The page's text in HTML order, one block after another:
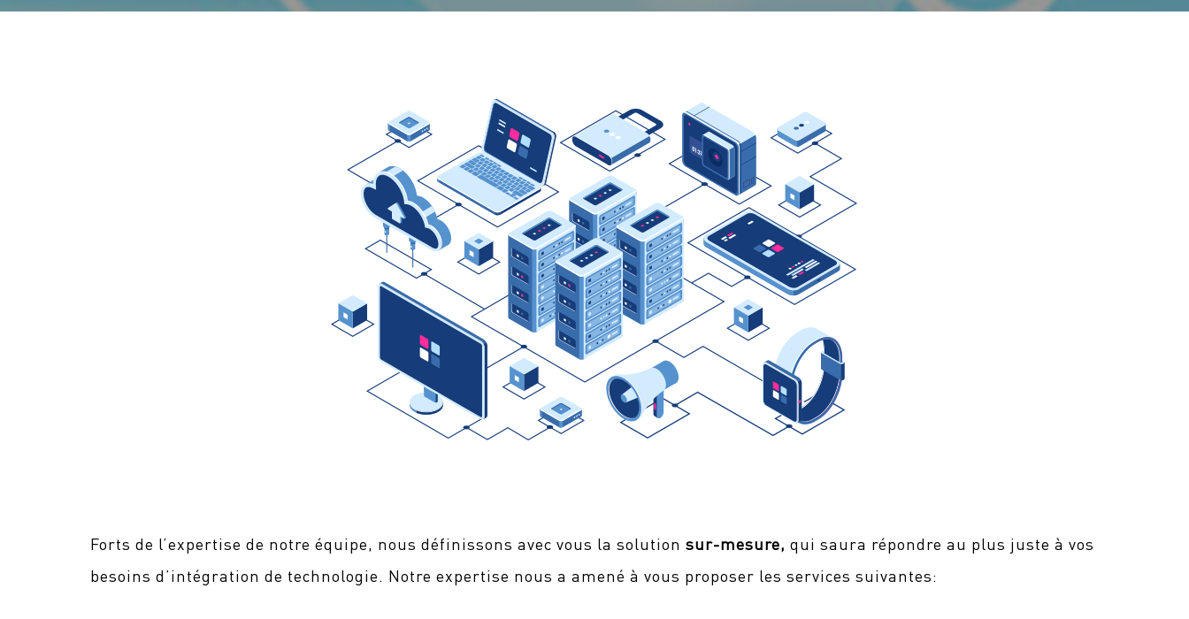
Forts de l’expertise de notre équipe, nous définissons avec vous la solution sur-mesure, qui saura répondre au plus juste à vos
besoins d’intégration de technologie. Notre expertise nous a amené à vous proposer les services suivantes: